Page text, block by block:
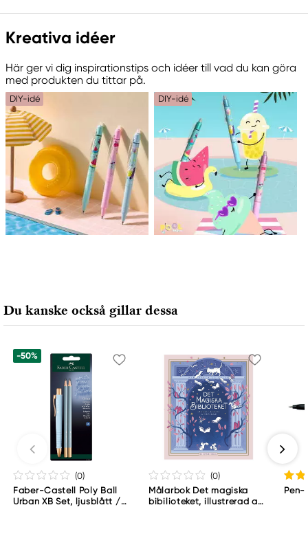
Ansvarig EU
Pilot
PAE de la Caille
74350 Allonzier-la-Caille, France
contactus@piloteurope.com
+33 4 50 08 30 00
Kreativa idéer
Här ger vi dig inspirationstips och idéer till vad du kan göra
med produkten du tittar på.
DIY-idé DIY-idé
Du kanske också gillar dessa
-50%
(0)
Faber-Castell Poly Ball
Urban XB Set, ljusblått /
(0)
Målarbok Det magiska
bibilioteket, illustrerad av
Pen-